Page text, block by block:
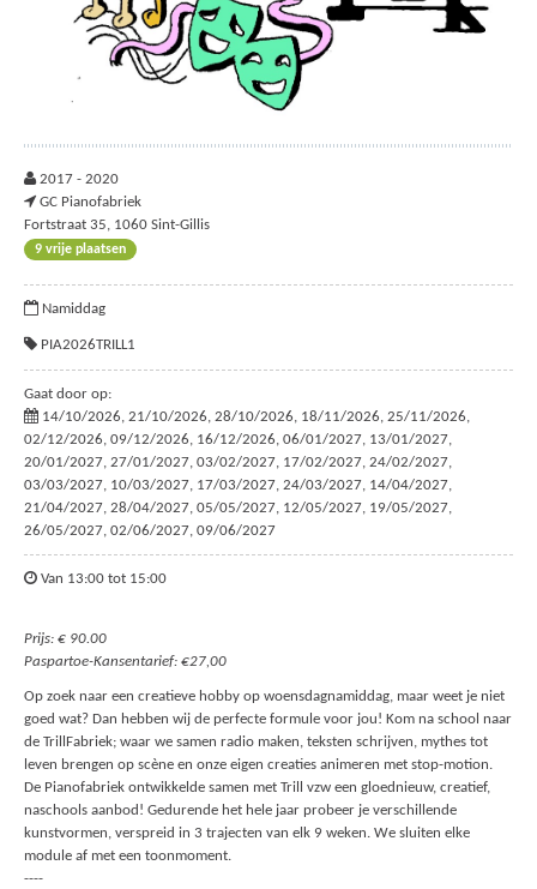
2017 - 2020
GC Pianofabriek
Fortstraat 35, 1060 Sint-Gillis
9 vrije plaatsen
Namiddag
PIA2026TRILL1
Gaat door op:
14/10/2026, 21/10/2026, 28/10/2026, 18/11/2026, 25/11/2026,
02/12/2026, 09/12/2026, 16/12/2026, 06/01/2027, 13/01/2027,
20/01/2027, 27/01/2027, 03/02/2027, 17/02/2027, 24/02/2027,
03/03/2027, 10/03/2027, 17/03/2027, 24/03/2027, 14/04/2027,
21/04/2027, 28/04/2027, 05/05/2027, 12/05/2027, 19/05/2027,
26/05/2027, 02/06/2027, 09/06/2027
Van 13:00 tot 15:00
Prijs: € 90.00
Paspartoe-Kansentarief: €27,00
Op zoek naar een creatieve hobby op woensdagnamiddag, maar weet je niet
goed wat? Dan hebben wij de perfecte formule voor jou! Kom na school naar
de TrillFabriek; waar we samen radio maken, teksten schrijven, mythes tot
leven brengen op scène en onze eigen creaties animeren met stop-motion.
De Pianofabriek ontwikkelde samen met Trill vzw een gloednieuw, creatief,
naschools aanbod! Gedurende het hele jaar probeer je verschillende
kunstvormen, verspreid in 3 trajecten van elk 9 weken. We sluiten elke
module af met een toonmoment.
----